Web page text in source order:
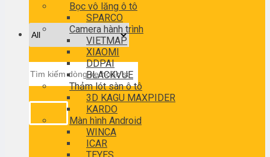
kiếm:
Bọc vô lăng ô tô
SPARCO
Camera hành trình
VIETMAP
XIAOMI
DDPAI
BLACKVUE
Thảm lót sàn ô tô
3D KAGU MAXPIDER
KARDO
Màn hình Android
WINCA
ICAR